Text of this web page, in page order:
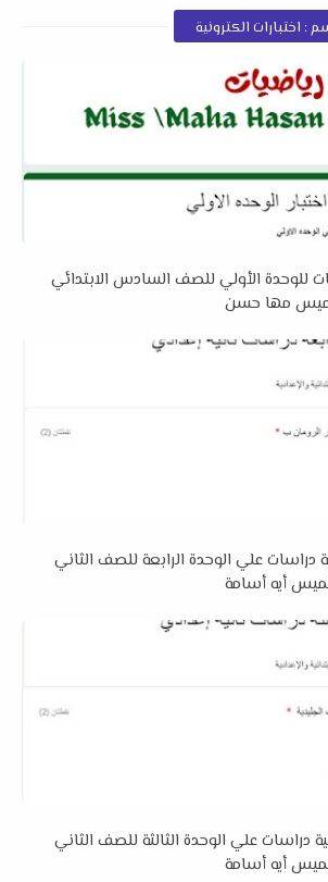
: اختبارات الكترونية
للوحدة الأولي للصف السادس الابتدائي
دراسات علي الوحدة الرابعة للصف الثاني
لميس أيه أسامة
دراسات علي الوحدة الثالثة للصف الثاني
لميس أيه أسامة